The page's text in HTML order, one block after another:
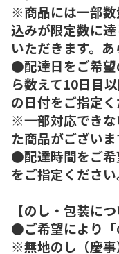
※商品には一部数
込みが限定数に
いただきます。あ
●配達日をご希望
ら数えて10日目
の日付をご指定く
※一部対応できな
た商品がございま
●配達時間をご希
をご指定ください
【のし・包装につ
●ご希望により「
※無地のし（慶事